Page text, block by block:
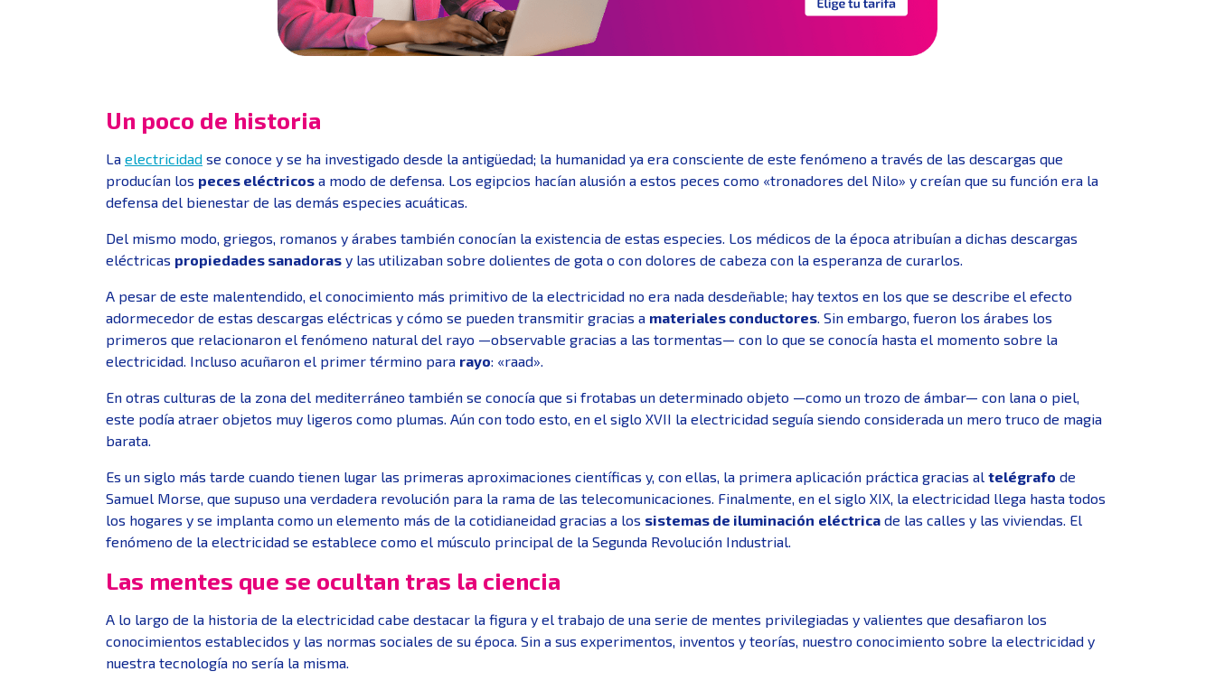
Un poco de historia
La electricidad se conoce y se ha investigado desde la antigüedad; la humanidad ya era consciente de este fenómeno a través de las descargas que
producían los peces eléctricos a modo de defensa. Los egipcios hacían alusión a estos peces como «tronadores del Nilo» y creían que su función era la
defensa del bienestar de las demás especies acuáticas.
Del mismo modo, griegos, romanos y árabes también conocían la existencia de estas especies. Los médicos de la época atribuían a dichas descargas
eléctricas propiedades sanadoras y las utilizaban sobre dolientes de gota o con dolores de cabeza con la esperanza de curarlos.
A pesar de este malentendido, el conocimiento más primitivo de la electricidad no era nada desdeñable; hay textos en los que se describe el efecto
adormecedor de estas descargas eléctricas y cómo se pueden transmitir gracias a materiales conductores. Sin embargo, fueron los árabes los
primeros que relacionaron el fenómeno natural del rayo —observable gracias a las tormentas— con lo que se conocía hasta el momento sobre la
electricidad. Incluso acuñaron el primer término para rayo: «raad».
En otras culturas de la zona del mediterráneo también se conocía que si frotabas un determinado objeto —como un trozo de ámbar— con lana o piel,
este podía atraer objetos muy ligeros como plumas. Aún con todo esto, en el siglo XVII la electricidad seguía siendo considerada un mero truco de magia
barata.
Es un siglo más tarde cuando tienen lugar las primeras aproximaciones científicas y, con ellas, la primera aplicación práctica gracias al telégrafo de
Samuel Morse, que supuso una verdadera revolución para la rama de las telecomunicaciones. Finalmente, en el siglo XIX, la electricidad llega hasta todos
los hogares y se implanta como un elemento más de la cotidianeidad gracias a los sistemas de iluminación eléctrica de las calles y las viviendas. El
fenómeno de la electricidad se establece como el músculo principal de la Segunda Revolución Industrial.
Las mentes que se ocultan tras la ciencia
A lo largo de la historia de la electricidad cabe destacar la figura y el trabajo de una serie de mentes privilegiadas y valientes que desafiaron los
conocimientos establecidos y las normas sociales de su época. Sin a sus experimentos, inventos y teorías, nuestro conocimiento sobre la electricidad y
nuestra tecnología no sería la misma.